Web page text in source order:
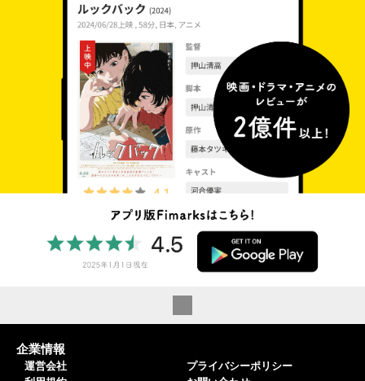
企業情報
運営会社
プライバシーポリシー